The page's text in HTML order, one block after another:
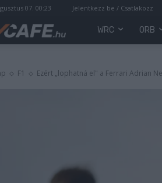
07. 00:23 Jelentkezz be / Csatlakozz
WRC ORB
F1 Ezért „lophatná el" a Ferrari Adrian